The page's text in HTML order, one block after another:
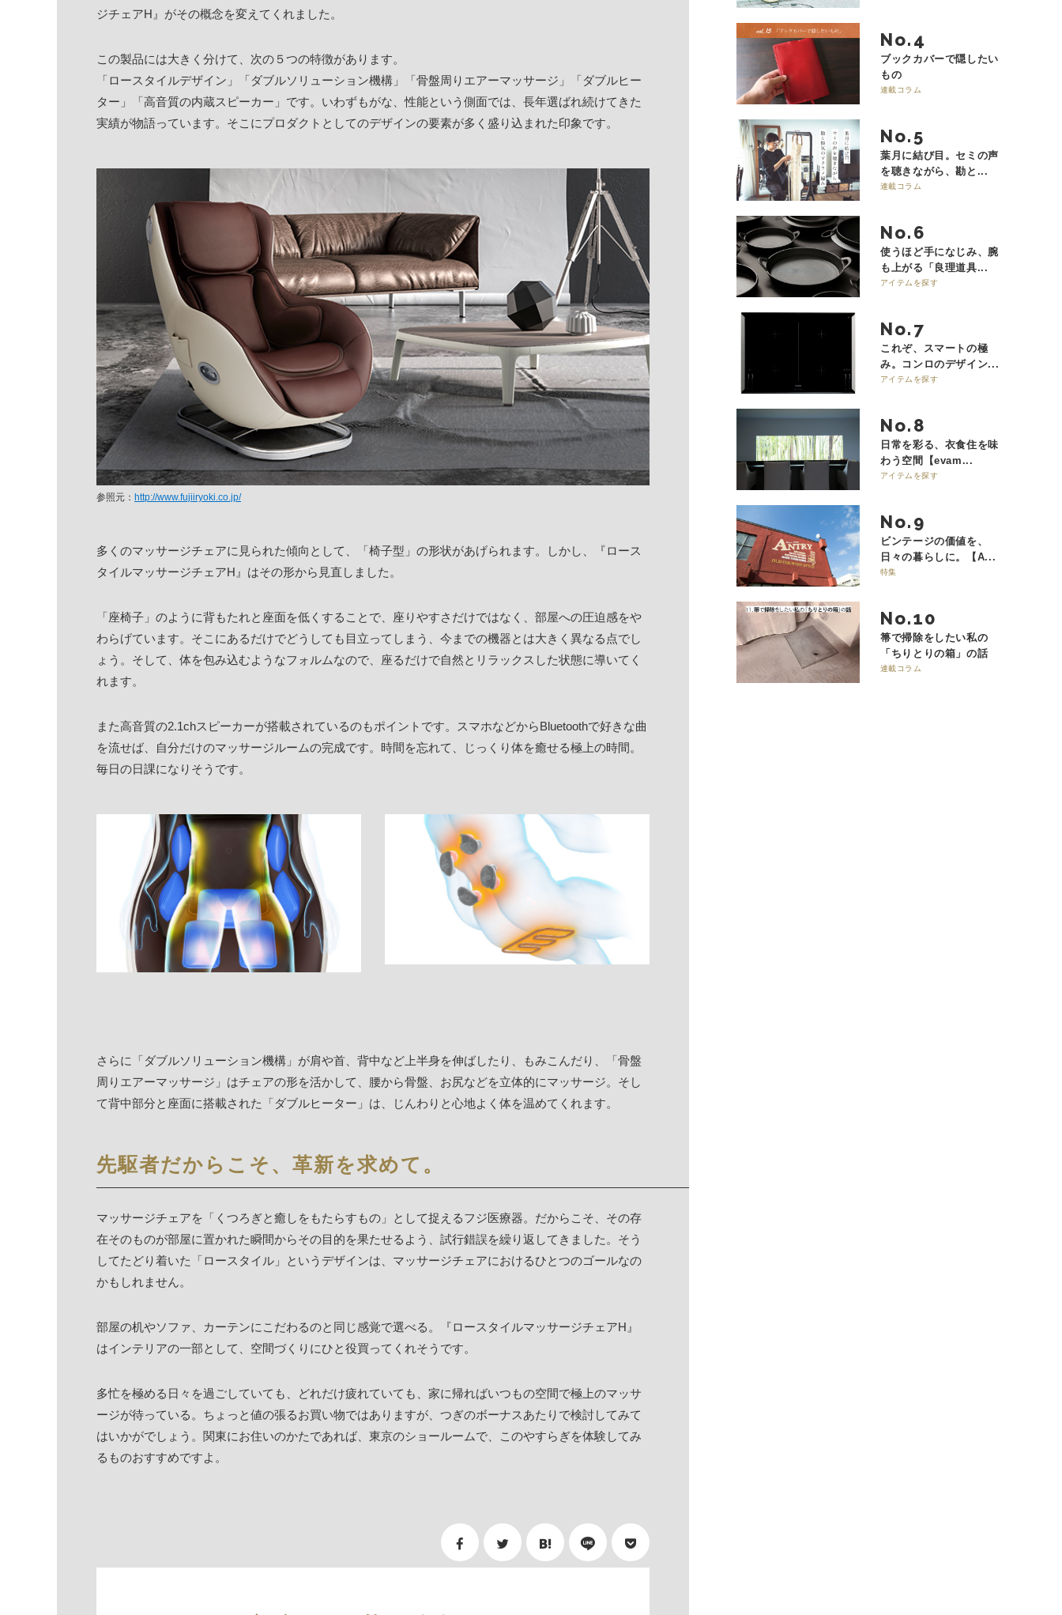
ジチェアH』がその概念を変えてくれました。
この製品には大きく分けて、次の５つの特徴があります。
「ロースタイルデザイン」「ダブルソリューション機構」「骨盤周りエアーマッサージ」「ダブルヒー
ター」「高音質の内蔵スピーカー」です。いわずもがな、性能という側面では、長年選ばれ続けてきた
実績が物語っています。そこにプロダクトとしてのデザインの要素が多く盛り込まれた印象です。
参照元： http://www.fujiiryoki.co.jp/
多くのマッサージチェアに見られた傾向として、「椅子型」の形状があげられます。しかし、『ロース
タイルマッサージチェアH』はその形から見直しました。
「座椅子」のように背もたれと座面を低くすることで、座りやすさだけではなく、部屋への圧迫感をや
わらげています。そこにあるだけでどうしても目立ってしまう、今までの機器とは大きく異なる点でし
ょう。そして、体を包み込むようなフォルムなので、座るだけで自然とリラックスした状態に導いてく
れます。
また高音質の2.1chスピーカーが搭載されているのもポイントです。スマホなどからBluetoothで好きな曲
を流せば、自分だけのマッサージルームの完成です。時間を忘れて、じっくり体を癒せる極上の時間。
毎日の日課になりそうです。
さらに「ダブルソリューション機構」が肩や首、背中など上半身を伸ばしたり、もみこんだり、「骨盤
周りエアーマッサージ」はチェアの形を活かして、腰から骨盤、お尻などを立体的にマッサージ。そし
て背中部分と座面に搭載された「ダブルヒーター」は、じんわりと心地よく体を温めてくれます。
先駆者だからこそ、革新を求めて。
マッサージチェアを「くつろぎと癒しをもたらすもの」として捉えるフジ医療器。だからこそ、その存
在そのものが部屋に置かれた瞬間からその目的を果たせるよう、試行錯誤を繰り返してきました。そう
してたどり着いた「ロースタイル」というデザインは、マッサージチェアにおけるひとつのゴールなの
かもしれません。
部屋の机やソファ、カーテンにこだわるのと同じ感覚で選べる。『ロースタイルマッサージチェアH』
はインテリアの一部として、空間づくりにひと役買ってくれそうです。
多忙を極める日々を過ごしていても、どれだけ疲れていても、家に帰ればいつもの空間で極上のマッサ
ージが待っている。ちょっと値の張るお買い物ではありますが、つぎのボーナスあたりで検討してみて
はいかがでしょう。関東にお住いのかたであれば、東京のショールームで、このやすらぎを体験してみ
るものおすすめですよ。
No.
ブックカバーで隠したい
もの
連載コラム
No.
葉月に結び目。セミの声
を聴きながら、勘と...
連載コラム
No.
使うほど手になじみ、腕
も上がる「良理道具...
アイテムを探す
No.
これぞ、スマートの極
み。コンロのデザイン...
アイテムを探す
No.
日常を彩る、衣食住を味
わう空間【evam...
アイテムを探す
No.
ビンテージの価値を、
日々の暮らしに。【A...
特集
No.
箒で掃除をしたい私の
「ちりとりの箱」の話
連載コラム